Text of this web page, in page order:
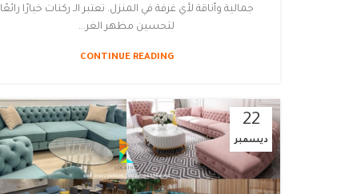
جمالية وأناقة لأي غرفة في المنزل. تعتبر الـ ركنات خيارًا رائعًا
لتحسين مظهر الغر...
CONTINUE READING
22
ديسمبر